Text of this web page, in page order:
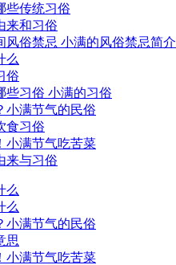
些传统习俗
来和习俗
风俗禁忌 小满的风俗禁忌简介
么
俗
些习俗 小满的习俗
小满节气的民俗
食习俗
小满节气吃苦菜
来与习俗
么
么
小满节气的民俗
思
小满节气吃苦菜